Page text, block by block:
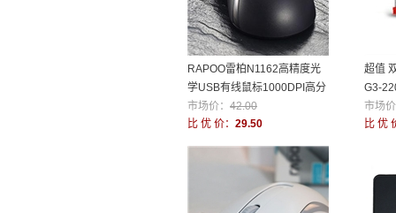
RAPOO雷柏N1162高精度光
学USB有线鼠标1000DPI高分
辨率
市场价： 42.00
比 优 价： 29.50
超值
G3-
办公
市场
比 优